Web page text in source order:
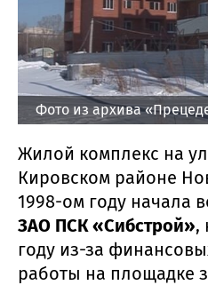
Фото из архива
Жилой комплекс на
Кировском районе
1998-ом году начала
ЗАО ПСК «Сибстрой»,
году из-за
работы на площадке